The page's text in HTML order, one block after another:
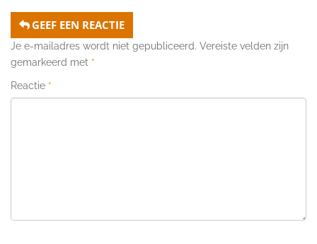
GEEF EEN REACTIE
Je e-mailadres wordt niet gepubliceerd. Vereiste velden zijn
gemarkeerd met *
Reactie *